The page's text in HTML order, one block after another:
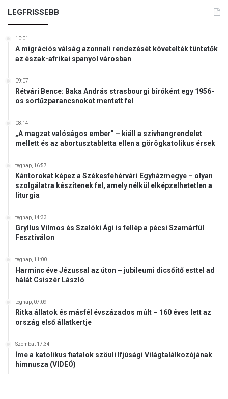
LEGFRISSEBB
10:01
A migrációs válság azonnali rendezését követelték tüntetők
az észak-afrikai spanyol városban
09:07
Rétvári Bence: Baka András strasbourgi bíróként egy 1956-
os sortűzparancsnokot mentett fel
08:14
„A magzat valóságos ember” – kiáll a szívhangrendelet
mellett és az abortusztabletta ellen a görögkatolikus érsek
tegnap, 16:57
Kántorokat képez a Székesfehérvári Egyházmegye – olyan
szolgálatra készítenek fel, amely nélkül elképzelhetetlen a
liturgia
tegnap, 14:33
Gryllus Vilmos és Szalóki Ági is fellép a pécsi Szamárfül
Fesztiválon
tegnap, 11:00
Harminc éve Jézussal az úton – jubileumi dicsőítő esttel ad
hálát Csiszér László
tegnap, 07:09
Ritka állatok és másfél évszázados múlt – 160 éves lett az
ország első állatkertje
Szombat 17:34
Íme a katolikus fiatalok szöuli Ifjúsági Világtalálkozójának
himnusza (VIDEÓ)